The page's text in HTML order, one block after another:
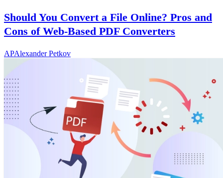
Should You Convert a File Online? Pros and
Cons of Web-Based PDF Converters
APAlexander Petkov